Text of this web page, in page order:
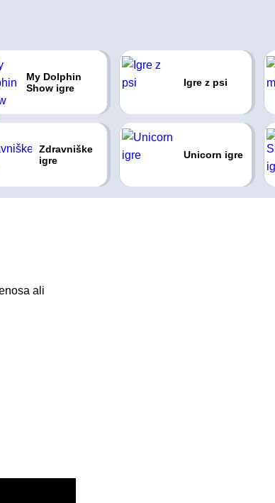
My Dolphin
Show igre
Igre z psi
Zdravniške
igre
Unicorn igre
ali